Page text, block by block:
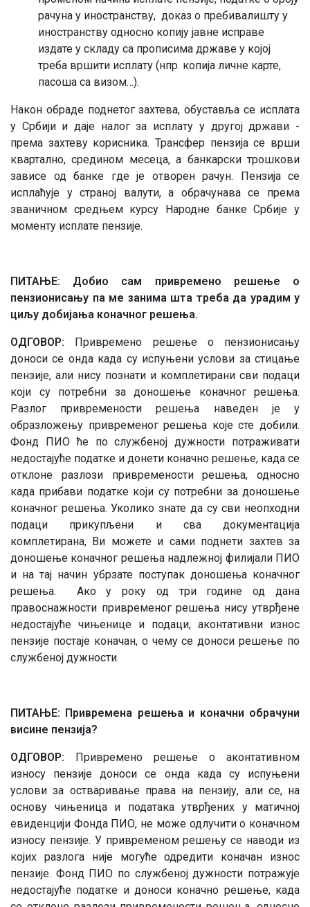
рачуна у иностранству, доказ о пребивалишту у
иностранству односно копију јавне исправе
издате у складу са прописима државе у којој
треба вршити исплату (нпр. копија личне карте,
пасоша са визом…).
Након обраде поднетог захтева, обуставља се исплата
у Србији и даје налог за исплату у другој држави -
према захтеву корисника. Трансфер пензија се врши
квартално, средином месеца, а банкарски трошкови
зависе од банке где је отворен рачун. Пензија се
исплаћује у страној валути, а обрачунава се према
званичном средњем курсу Народне банке Србије у
моменту исплате пензије.
ПИТАЊЕ: Добио сам привремено решење о
пензионисању па ме занима шта треба да урадим у
циљу добијања коначног решења.
ОДГОВОР: Привремено решење о пензионисању
доноси се онда када су испуњени услови за стицање
пензије, али нису познати и комплетирани сви подаци
који су потребни за доношење коначног решења.
Разлог привремености решења наведен је у
образложењу привременог решења које сте добили.
Фонд ПИО ће по службеној дужности потраживати
недостајуће податке и донети коначно решење, када се
отклоне разлози привремености решења, односно
када прибави податке који су потребни за доношење
коначног решења. Уколико знате да су сви неопходни
подаци прикупљени и сва документација
комплетирана, Ви можете и сами поднети захтев за
доношење коначног решења надлежној филијали ПИО
и на тај начин убрзате поступак доношења коначног
решења. Ако у року од три године од дана
правоснажности привременог решења нису утврђене
недостајуће чињенице и подаци, аконтативни износ
пензије постаје коначан, о чему се доноси решење по
службеној дужности.
ПИТАЊЕ: Привремена решења и коначни обрачуни
висине пензија?
ОДГОВОР: Привремено решење о аконтативном
износу пензије доноси се онда када су испуњени
услови за остваривање права на пензију, али се, на
основу чињеница и података утврђених у матичној
евиденцији Фонда ПИО, не може одлучити о коначном
износу пензије. У привременом решењу се наводи из
којих разлога није могуће одредити коначан износ
пензије. Фонд ПИО по службеној дужности потражује
недостајуће податке и доноси коначно решење, када